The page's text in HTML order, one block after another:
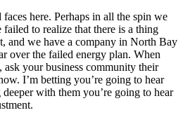
here. Perhaps in all the spin we
to realize that there is a thing
and we have a company in North Bay
over the failed energy plan. When
your business community their
I’m betting you’re going to hear
with them you’re going to hear